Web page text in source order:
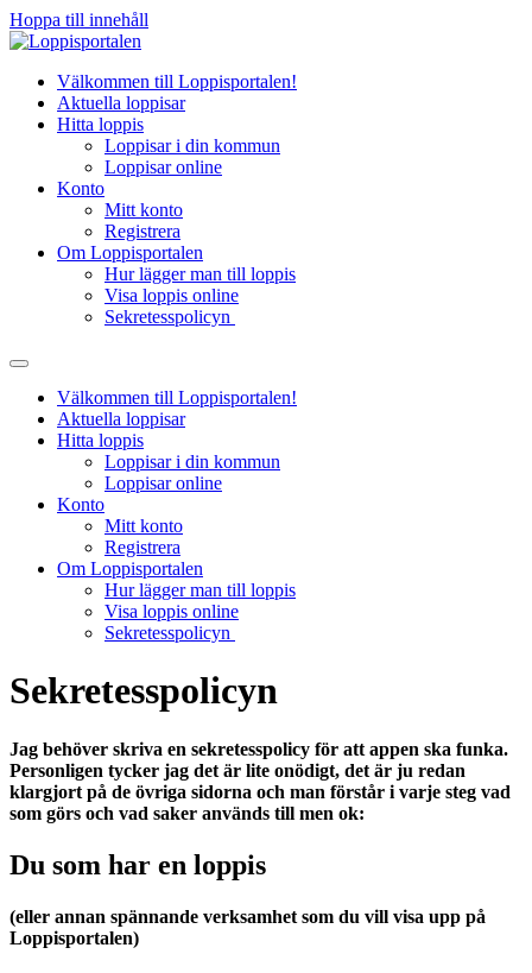
Hoppa till innehåll
Välkommen till Loppisportalen!
Aktuella loppisar
Hitta loppis
Loppisar i din kommun
Loppisar online
Konto
Mitt konto
Registrera
Om Loppisportalen
Hur lägger man till loppis
Visa loppis online
Sekretesspolicyn
Välkommen till Loppisportalen!
Aktuella loppisar
Hitta loppis
Loppisar i din kommun
Loppisar online
Konto
Mitt konto
Registrera
Om Loppisportalen
Hur lägger man till loppis
Visa loppis online
Sekretesspolicyn
Sekretesspolicyn
Jag behöver skriva en sekretesspolicy för att appen ska funka.
Personligen tycker jag det är lite onödigt, det är ju redan
klargjort på de övriga sidorna och man förstår i varje steg vad
som görs och vad saker används till men ok:
Du som har en loppis
(eller annan spännande verksamhet som du vill visa upp på
Loppisportalen)